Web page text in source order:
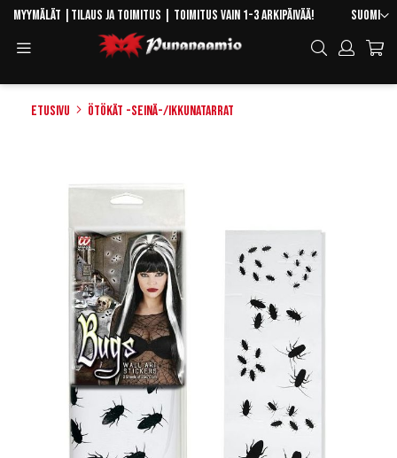
Skip
Content
Kieli
Suomi
Myymälät Tilaus ja toimitus | Toimitus vain 1-3 arkipäivää!
Hae
Etusivu Ötökät -seinä-/ikkunatarrat